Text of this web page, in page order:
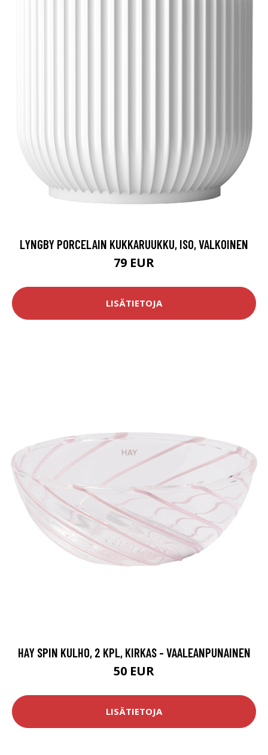
LYNGBY PORCELAIN KUKKARUUKKU, ISO, VALKOINEN
79 EUR
LISÄTIETOJA
HAY SPIN KULHO, 2 KPL, KIRKAS - VAALEANPUNAINEN
50 EUR
LISÄTIETOJA